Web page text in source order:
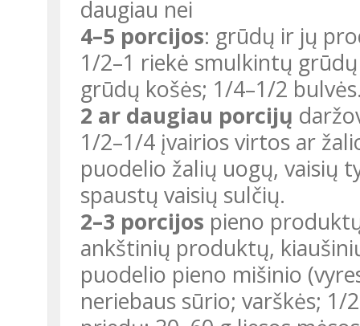
daugiau nei
4–5 porcijos: grūdų ir jų
1/2–1 riekė smulkintų
grūdų košės; 1/4–1/2
2 ar daugiau porcijų
1/2–1/4 įvairios virtos ar
puodelio žalių uogų, vaisių
spaustų vaisių sulčių.
2–3 porcijos pieno
ankštinių produktų,
puodelio pieno mišinio
neriebaus sūrio; varškės;